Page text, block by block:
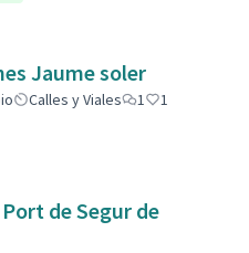
Jaume soler
Calles y Viales 1
1
de Segur de